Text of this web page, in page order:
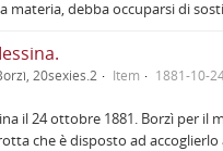
materia, debba occuparsi di
20sexies.2 Item
1881-10-
il 24 ottobre 1881. Borzì per
che è disposto ad